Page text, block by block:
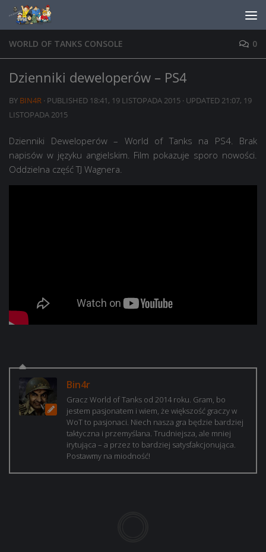
Skip to content
WORLD OF TANKS CONSOLE 0
Dzienniki deweloperów – PS4
BY BIN4R · PUBLISHED 18:41, 19 LISTOPADA 2015 · UPDATED 21:07, 19
LISTOPADA 2015
Dzienniki Deweloperów – World of Tanks na PS4. Brak
napisów w języku angielskim. Film pokazuje sporo nowości.
Oddzielna część TJ Wagnera.
Bin4r
Gracz World of Tanks od 2014 roku. Gram, bo
jestem pasjonatem i wiem, że większość graczy w
WoT to pasjonaci. Niech nasza gra będzie bardziej
taktyczna i przemyślana. Trudniejsza, ale mniej
irytująca – a przez to bardziej satysfakcjonująca.
Postawmy na miodność!